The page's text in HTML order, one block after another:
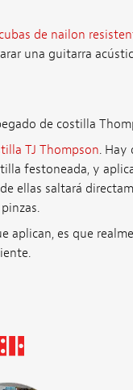
de nailon
una guitarra
de costilla
TJ Thompson. Hay
festoneada, y
ellas saltará
aplican, es que